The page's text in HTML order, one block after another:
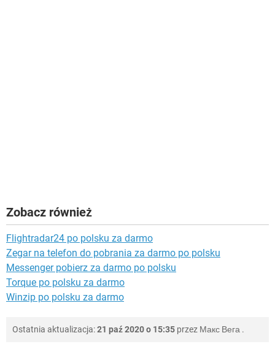
Zobacz również
Flightradar24 po polsku za darmo
Zegar na telefon do pobrania za darmo po polsku
Messenger pobierz za darmo po polsku
Torque po polsku za darmo
Winzip po polsku za darmo
Ostatnia aktualizacja:21 paź 2020 o 15:35 przez Макс Вега .